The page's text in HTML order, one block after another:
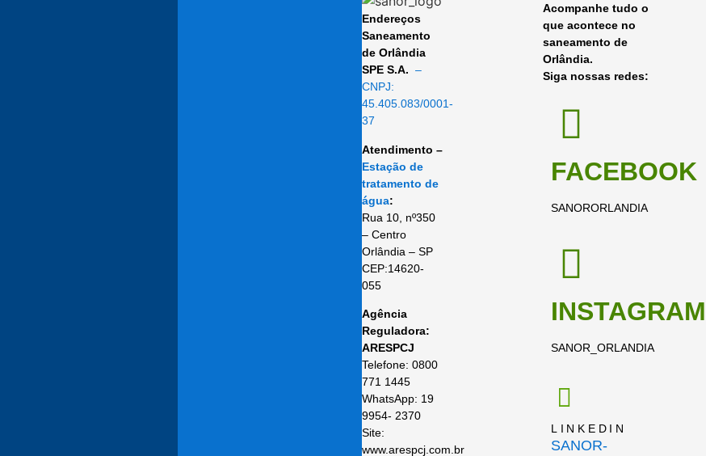
Endereços
Saneamento
de Orlândia
SPE S.A. –
CNPJ:
45.405.083/0001-
37
Atendimento –
Estação de
tratamento de
água:
Rua 10, nº350
– Centro
Orlândia – SP
CEP:14620-
055
Agência
Reguladora:
ARESPCJ
Telefone: 0800
771 1445
WhatsApp: 19
9954- 2370
Site:
www.arespcj.com.br
Acompanhe tudo o
que acontece no
saneamento de
Orlândia.
Siga nossas redes:
FACEBOOK
SANORORLANDIA
INSTAGRAM
SANOR_ORLANDIA
LINKEDIN
SANOR-